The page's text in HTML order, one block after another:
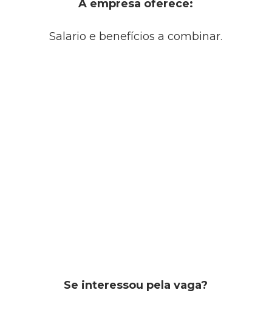
A empresa oferece:
Salario e benefícios a combinar.
Se interessou pela vaga?